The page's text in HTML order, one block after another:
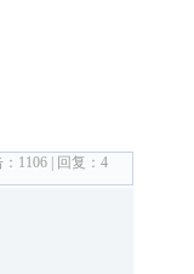
1106 | 回复： 4